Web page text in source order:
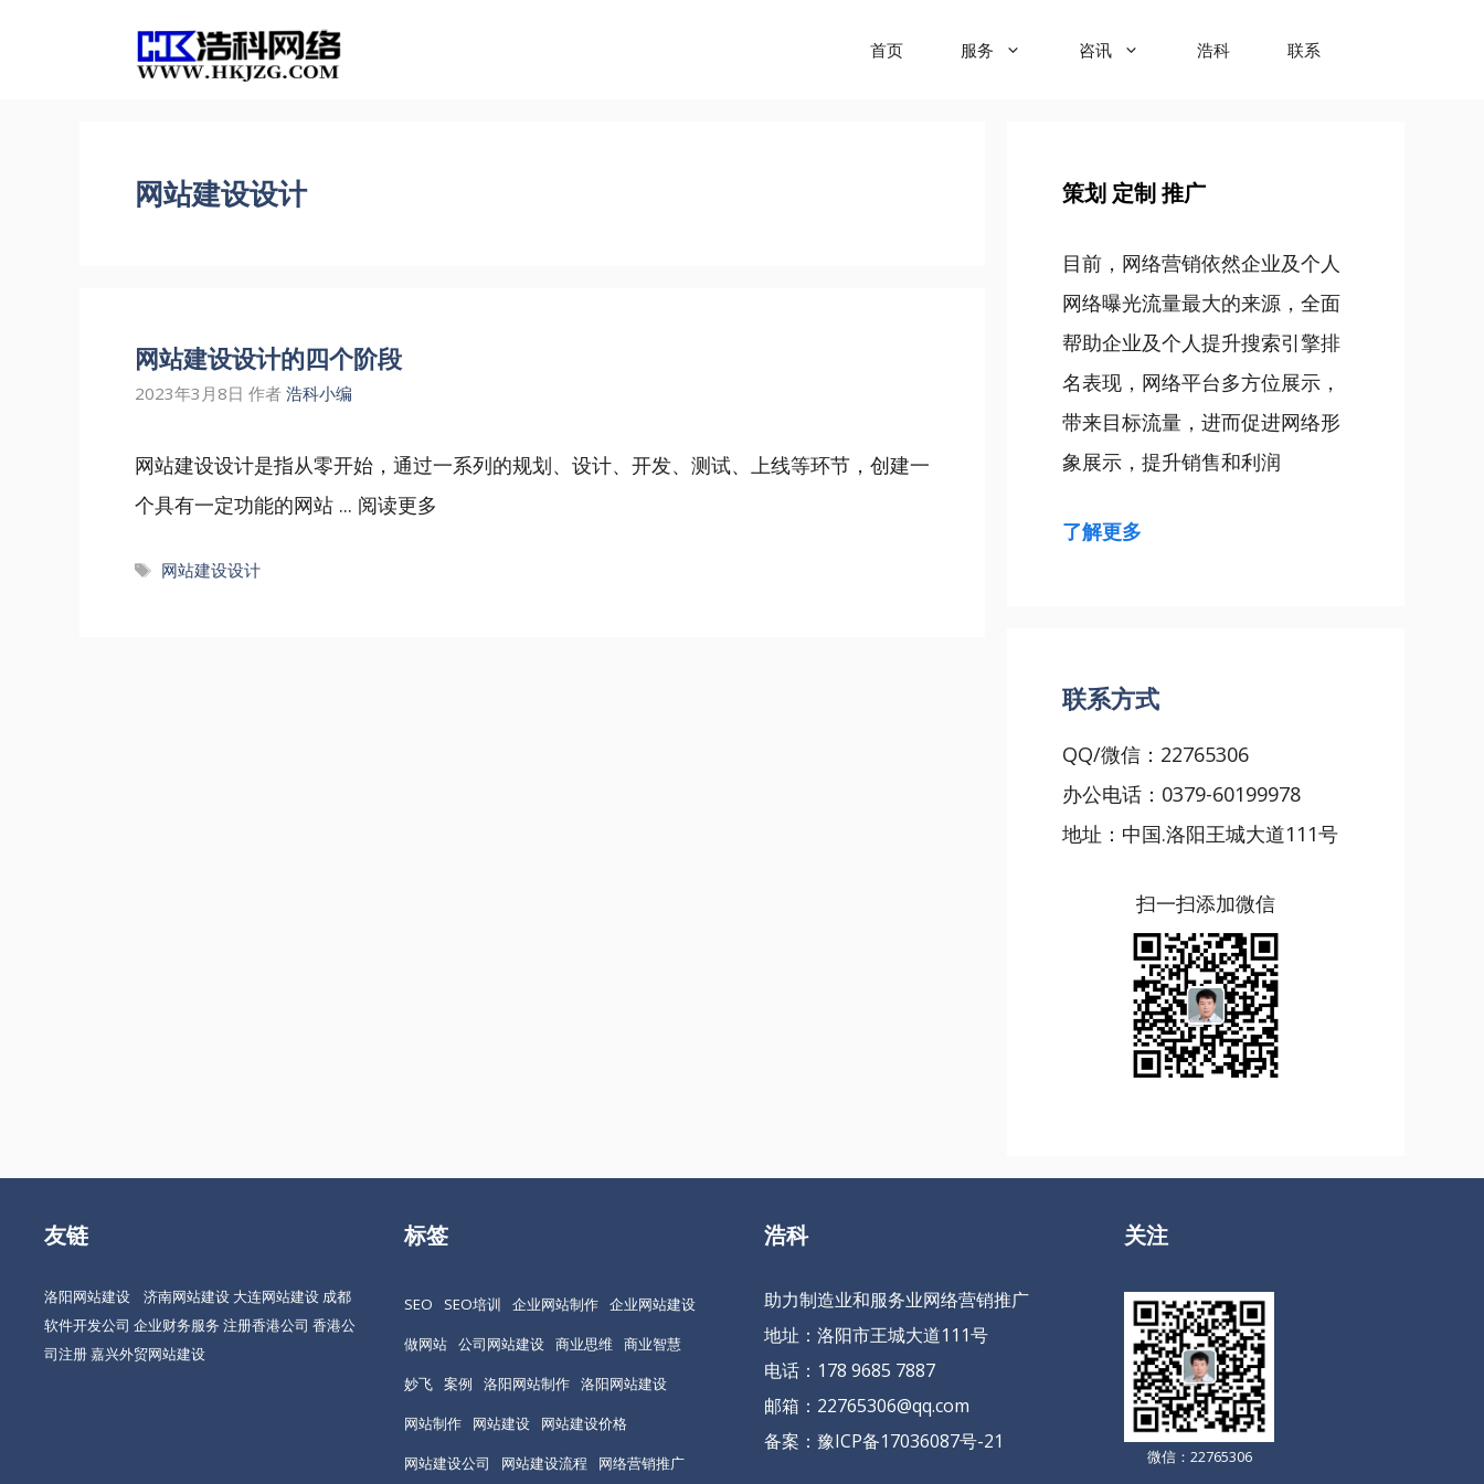
首页 服务 咨讯 浩科 联系
网站建设设计
网站建设设计的四个阶段
2023年3月8日 作者 浩科小编
网站建设设计是指从零开始，通过一系列的规划、设计、开发、测试、上线等环节，创建一
个具有一定功能的网站 ... 阅读更多
标
网站建设设计
策划 定制 推广
目前，网络营销依然企业及个人
网络曝光流量最大的来源，全面
帮助企业及个人提升搜索引擎排
名表现，网络平台多方位展示，
带来目标流量，进而促进网络形
象展示，提升销售和利润
了解更多
联系方式
QQ/微信：22765306
办公电话：0379-60199978
地址：中国.洛阳王城大道111号
扫一扫添加微信
友链
洛阳网站建设 济南网站建设 大连网站建设 成都
软件开发公司 企业财务服务 注册香港公司 香港公
司注册嘉兴外贸网站建设
标签
SEO SEO培训 企业网站制作 企业网站建设
做网站 公司网站建设 商业思维
商业智慧
妙飞 案例 洛阳网站制作 洛阳网站建设
网站制作
网站建设
网站建设价格
网站建设公司
网站建设流程 网络营销推广
浩科
助力制造业和服务业网络营销推广
地址：洛阳市王城大道111号
电话：178 9685 7887
邮箱：22765306@qq.com
备案： 豫ICP备17036087号-21
关注
微信：22765306